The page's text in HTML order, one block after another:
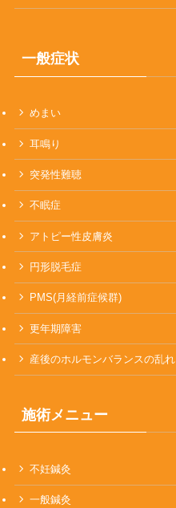
一般症状
めまい
耳鳴り
突発性難聴
不眠症
アトピー性皮膚炎
円形脱毛症
PMS(月経前症候群)
更年期障害
産後のホルモンバランスの乱れ
施術メニュー
不妊鍼灸
一般鍼灸